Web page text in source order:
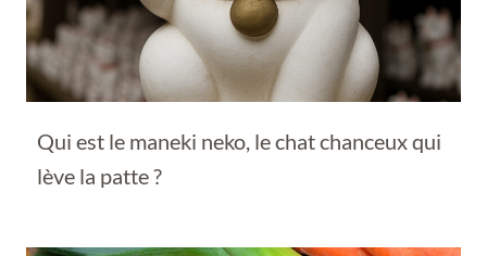
Qui est le maneki neko, le chat chanceux qui
lève la patte ?